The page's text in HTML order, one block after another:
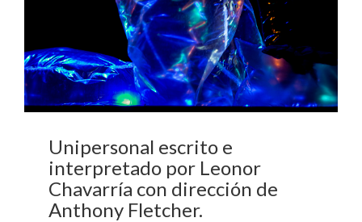
Unipersonal escrito e
interpretado por Leonor
Chavarría con dirección de
Anthony Fletcher.